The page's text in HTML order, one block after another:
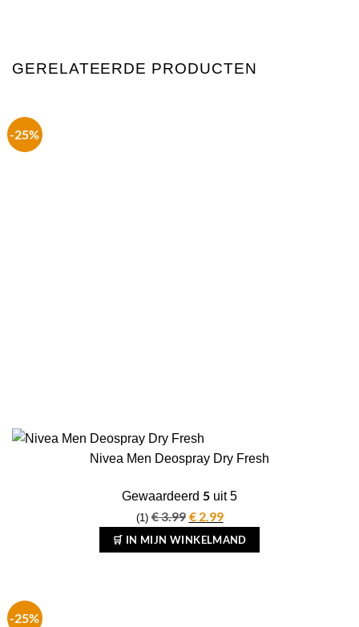
GERELATEERDE PRODUCTEN
-25%
Nivea Men Deospray Dry Fresh
Gewaardeerd 5 uit 5
(1) €3.99 Oorspronkelijke
prijs
was:
€2.99Huidige
prijs
is:
🛒 IN MIJN WINKELMAND
-25%